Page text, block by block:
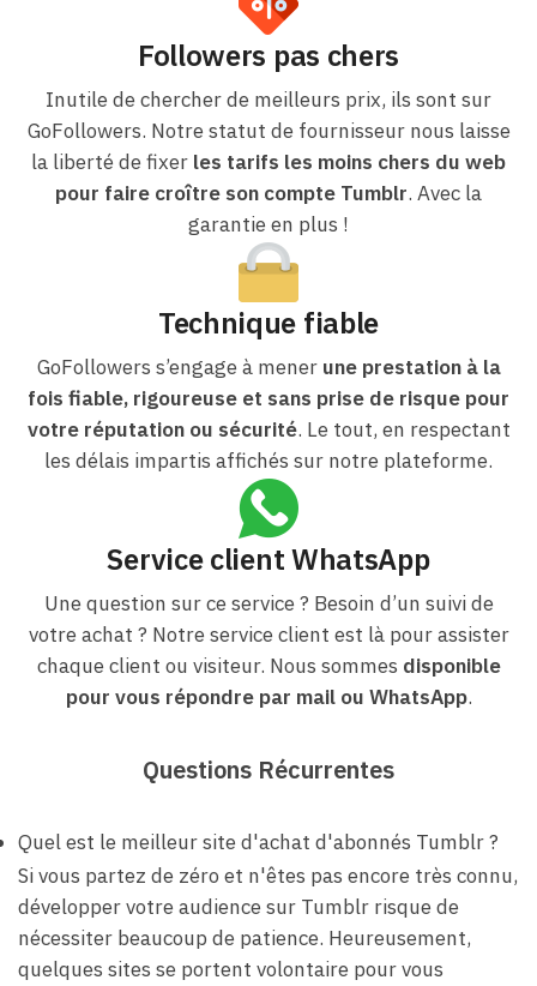
Followers pas chers
Inutile de chercher de meilleurs prix, ils sont sur
GoFollowers. Notre statut de fournisseur nous laisse
la liberté de fixer les tarifs les moins chers du web
pour faire croître son compte Tumblr. Avec la
garantie en plus !
Technique fiable
GoFollowers s’engage à mener une prestation à la
fois fiable, rigoureuse et sans prise de risque pour
votre réputation ou sécurité. Le tout, en respectant
les délais impartis affichés sur notre plateforme.
Service client WhatsApp
Une question sur ce service ? Besoin d’un suivi de
votre achat ? Notre service client est là pour assister
chaque client ou visiteur. Nous sommes disponible
pour vous répondre par mail ou WhatsApp.
Questions Récurrentes
Quel est le meilleur site d'achat d'abonnés Tumblr ?
Si vous partez de zéro et n'êtes pas encore très connu,
développer votre audience sur Tumblr risque de
nécessiter beaucoup de patience. Heureusement,
quelques sites se portent volontaire pour vous